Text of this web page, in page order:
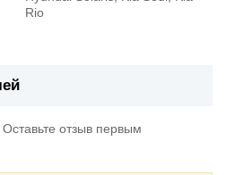
Rio
отзыв первым